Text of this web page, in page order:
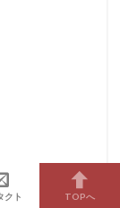
クト TOPへ